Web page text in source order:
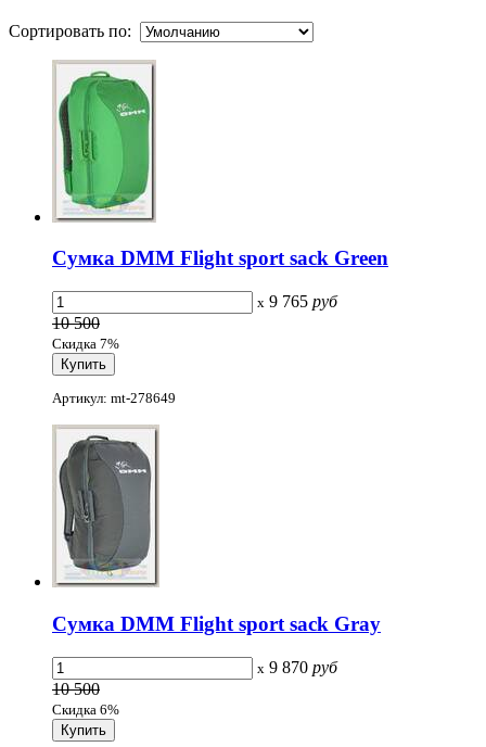
Сортировать по:
Сумка DMM Flight sport sack Green
x 9 765 руб
10 500
Скидка 7%
Артикул: mt-278649
Сумка DMM Flight sport sack Gray
x 9 870 руб
10 500
Скидка 6%